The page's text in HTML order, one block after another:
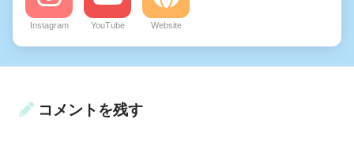
Instagram YouTube Website
コメントを残す